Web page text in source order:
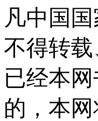
凡中国
不得转
已经本
的，本